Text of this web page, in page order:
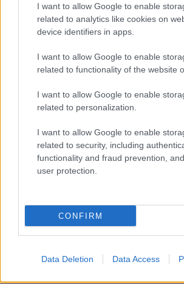
I want to allow Google to enable
related to analytics like cookies on
device identifiers in apps.
I want to allow Google to enable
related to functionality of the website
I want to allow Google to enable
related to personalization.
I want to allow Google to enable
related to security, including
functionality and fraud prevention,
user protection.
CONFIRM
Data Deletion Data Access
dalle 09:45 alle 13:15 e
dalle 15:45 alle 19:30
Si avvisa la clientela che dopo le 19:00 non si
interventi in laboratorio o operazioni di perizia
Le nostre sedi:
Palermo - Via R. Settimo 56 - 091581863
Trapani - Via G.B. Fardella 107 -
Informazioni
Termini e condizioni d'uso
Trattamento fiscale della
investimento
Resi e recessi